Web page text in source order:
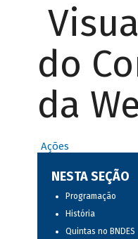
do
da
Ações
NESTA SEÇÃO
Programação
História
Quintas no BNDES